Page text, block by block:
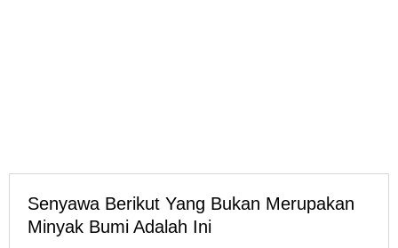
Senyawa Berikut Yang Bukan Merupakan
Minyak Bumi Adalah Ini